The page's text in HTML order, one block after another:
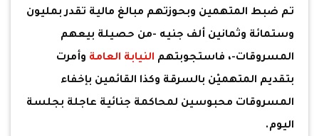
تم ضبط المتهمين وبحوزتهم مبالغ مالية تقدر بمليون
وستمائة وثمانين ألف جنيه -من حصيلة بيعهم
المسروقات-، فاستجوبتهم النيابة العامة وأمرت
بتقديم المتهميْن بالسرقة وكذا القائمين بإخفاء
المسروقات محبوسين لمحاكمة جنائية عاجلة بجلسة
اليوم.